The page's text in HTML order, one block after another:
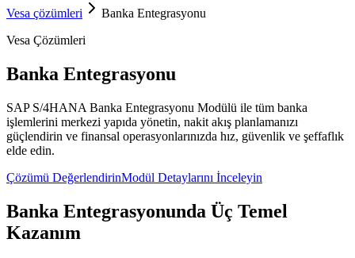
Vesa çözümleri
Banka Entegrasyonu
Vesa Çözümleri
Banka Entegrasyonu
SAP S/4HANA Banka Entegrasyonu Modülü ile tüm banka
işlemlerini merkezi yapıda yönetin, nakit akış planlamanızı
güçlendirin ve finansal operasyonlarınızda hız, güvenlik ve şeffaflık
elde edin.
Çözümü DeğerlendirinModül Detaylarını İnceleyin
Banka Entegrasyonunda Üç Temel
Kazanım